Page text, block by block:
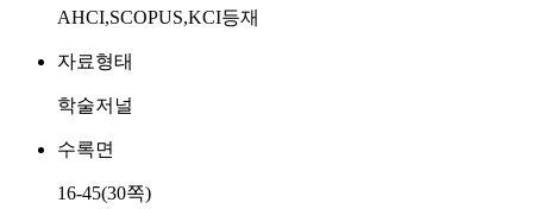
AHCI,SCOPUS,KCI등재
자료형태
학술저널
수록면
16-45(30쪽)